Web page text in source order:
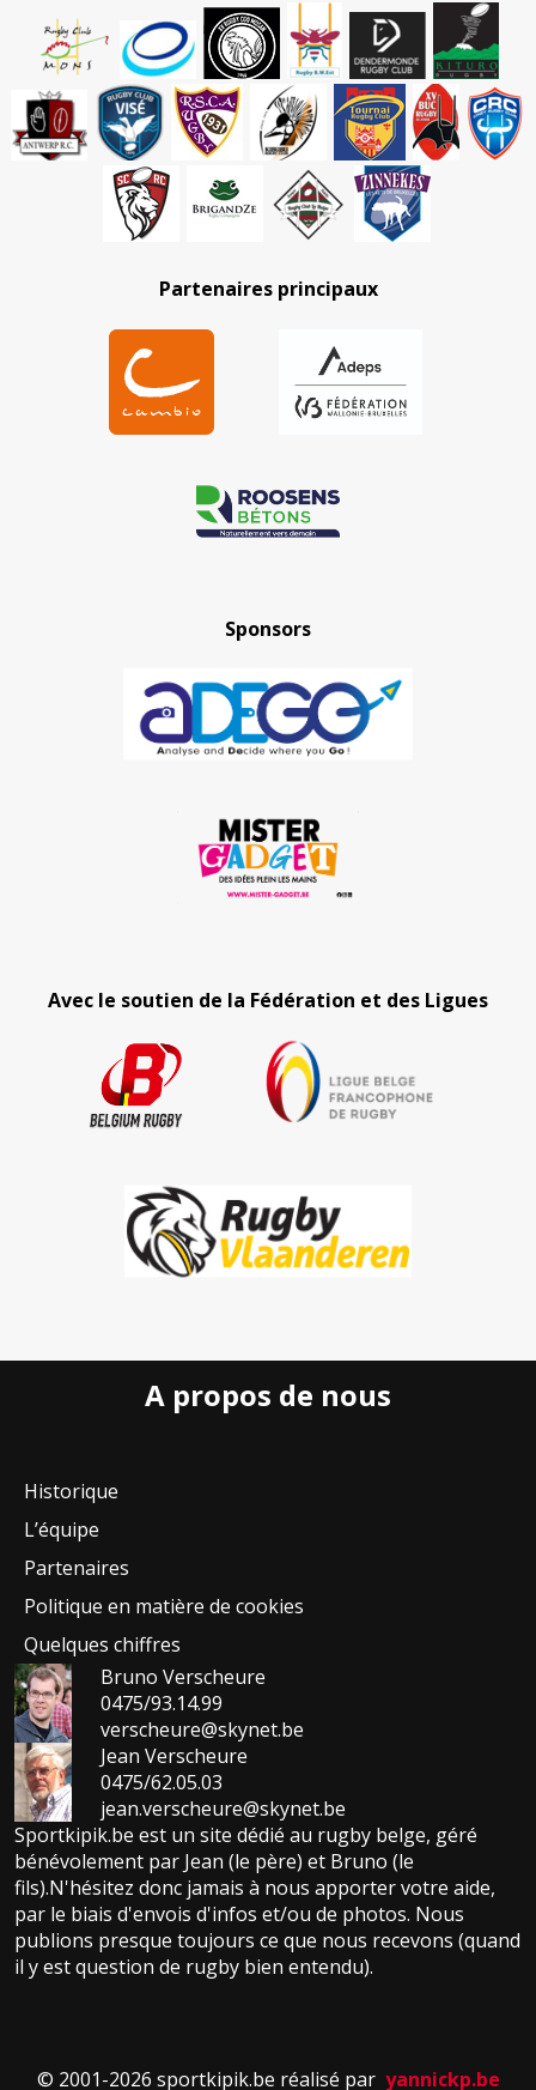
Partenaires principaux
Sponsors
Avec le soutien de la Fédération et des Ligues
A propos de nous
Historique
L’équipe
Partenaires
Politique en matière de cookies
Quelques chiffres
Bruno Verscheure
0475/93.14.99
verscheure@skynet.be
Jean Verscheure
0475/62.05.03
jean.verscheure@skynet.be
Sportkipik.be est un site dédié au rugby belge, géré
bénévolement par Jean (le père) et Bruno (le
fils).N'hésitez donc jamais à nous apporter votre aide,
par le biais d'envois d'infos et/ou de photos. Nous
publions presque toujours ce que nous recevons (quand
il y est question de rugby bien entendu).
© 2001-2026 sportkipik.be réalisé par yannickp.be